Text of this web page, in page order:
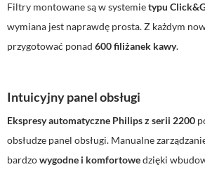
Filtry montowane są w systemietypu
wymiana jest naprawdę prosta. Z każdym
przygotować ponad 600 filiżanek kawy.
Intuicyjny panel obsługi
Ekspresy automatyczne Philips z serii 2200
obsłudze panel obsługi. Manualne
bardzowygodne i komfortowedzięki